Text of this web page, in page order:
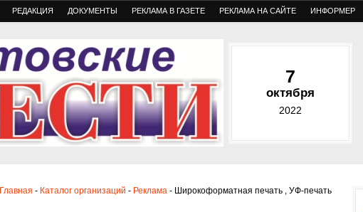
РЕДАКЦИЯ ДОКУМЕНТЫ РЕКЛАМА В ГАЗЕТЕ РЕКЛАМА НА САЙТЕ ИНФОРМЕР
7
октября
2022
Главная - Каталог организаций - Реклама - Широкоформатная печать , УФ-печать